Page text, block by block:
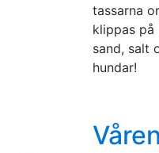
tassarna
klippas på
sand, salt
hundar!